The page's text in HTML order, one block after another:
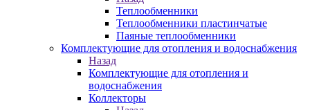
Теплообменники
Теплообменники пластинчатые
Паяные теплообменники
Комплектующие для отопления и водоснабжения
Назад
Комплектующие для отопления и
водоснабжения
Коллекторы